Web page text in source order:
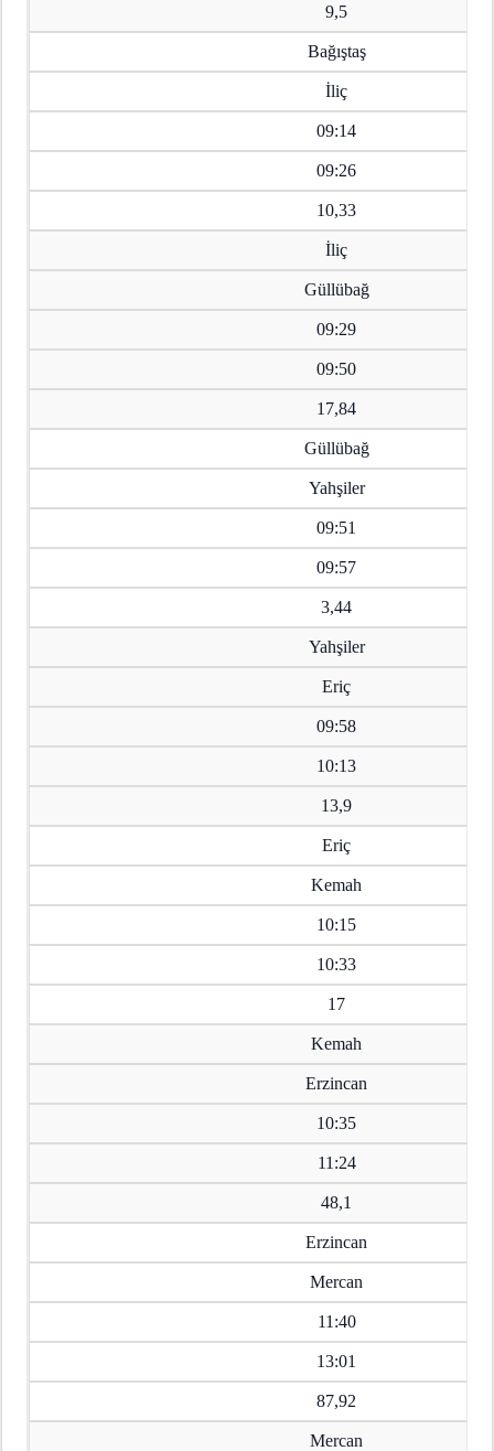
9,5
Bağıştaş
İliç
09:14
09:26
10,33
İliç
Güllübağ
09:29
09:50
17,84
Güllübağ
Yahşiler
09:51
09:57
3,44
Yahşiler
Eriç
09:58
10:13
13,9
Eriç
Kemah
10:15
10:33
17
Kemah
Erzincan
10:35
11:24
48,1
Erzincan
Mercan
11:40
13:01
87,92
Mercan